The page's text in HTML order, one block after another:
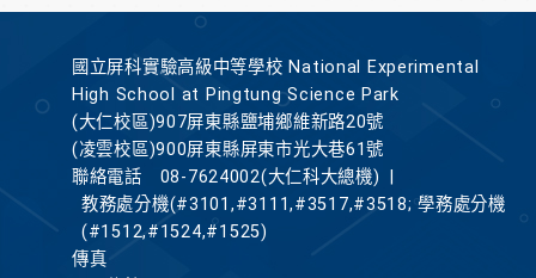
國立屏科實驗高級中等學校 National Experimental
High School at Pingtung Science Park
(大仁校區)907屏東縣鹽埔鄉維新路20號
(凌雲校區)900屏東縣屏東市光大巷61號
聯絡電話
08-7624002(大仁科大總機)
教務處分機(#3101,#3111,#3517,#3518; 學務處分機
(#1512,#1524,#1525)
傳真